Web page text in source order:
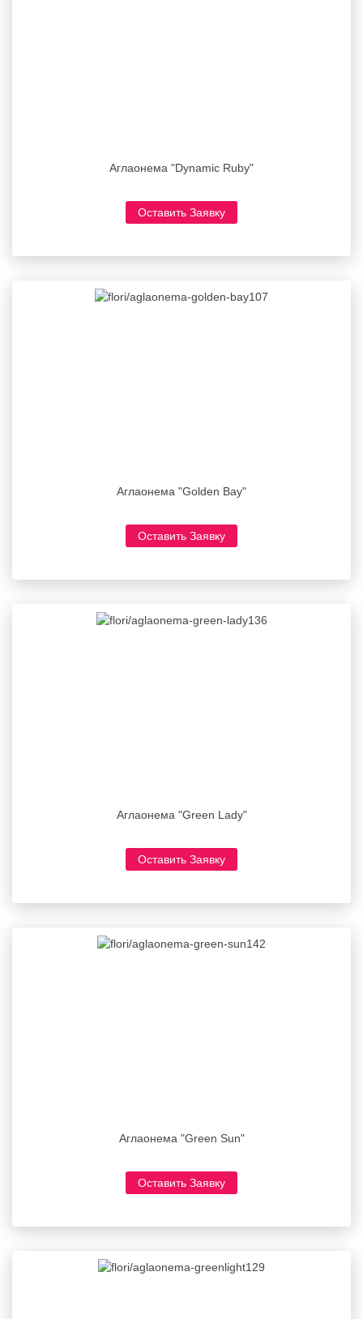
Аглаонема "Dynamic Ruby"
Оставить Заявку
Аглаонема "Golden Bay"
Оставить Заявку
Аглаонема "Green Lady"
Оставить Заявку
Аглаонема "Green Sun"
Оставить Заявку